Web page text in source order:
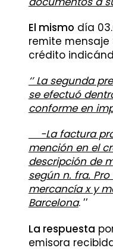
El mismo día
remite mensaje
crédito
‘’ La segunda
se efectuó
conforme en
-La factura
mención en el
descripción de
según n. fra.
mercancía x y
Barcelona. ’’
La respuesta
emisora